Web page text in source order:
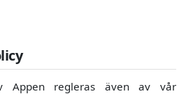
Appen regleras även av vår